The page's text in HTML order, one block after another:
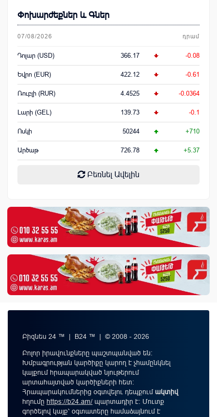
Փոխարժեքներ և Գներ
07/08/2026 դրամ
Դոլար (USD) 366.17 -0.08
Եվրո (EUR) 422.12 -0.61
Ռուբլի (RUR) 4.4525 -0.0364
Լարի (GEL) 139.73 -0.1
Ոսկի 50244 +710
Արծաթ 726.78 +5.37
Բեռնել Ավելին
Բիզնես 24 ™ | B24 ™ | © 2008 - 2026
Բոլոր իրավունքները պաշտպանված են:
Խմբագրության կարծիքը կարող է չհամընկնել
կայքում հրապարակված նյութերում
արտահայտված կարծիքների հետ:
Հրապարակումներից օգտվելու դեպքումակտիվ
հղումը https://b24.am/ պարտադիր է: Մուտք
գործելով կայք՝ օգտատերը համաձայնում է